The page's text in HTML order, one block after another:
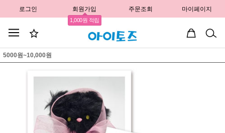
로그인 회원가입
1,000원 적립
주문조회 마이페이지
5000원~10,000원